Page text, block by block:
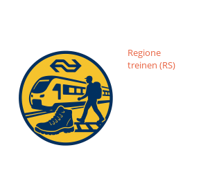
Regione
treinen (RS)